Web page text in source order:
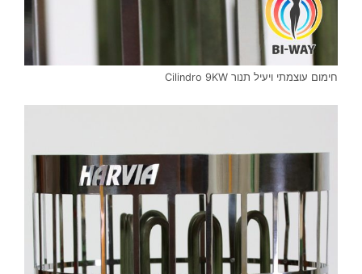
חימום עוצמתי ויעיל תנור Cilindro 9KW